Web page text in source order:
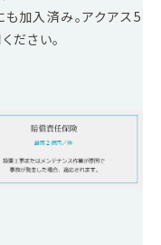
加入済み。アクアス5
ださい。